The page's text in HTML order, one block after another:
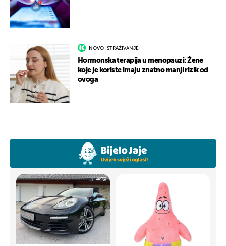
NOVO ISTRAŽIVANJE
Hormonska terapija u menopauzi: Žene
koje je koriste imaju znatno manji rizik od
ovoga